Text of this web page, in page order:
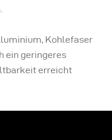
Kohlefaser
ein geringeres
erreicht